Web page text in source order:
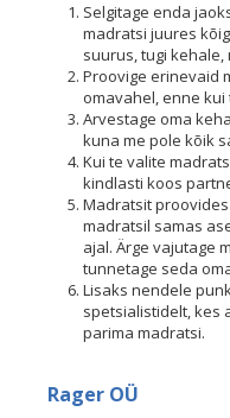
Selgitage enda
madratsi juures
suurus, tugi kehale,
Proovige erinevaid
omavahel, enne
Arvestage oma
kuna me pole kõik
Kui te valite
kindlasti koos
Madratsit
madratsil samas
ajal. Ärge vajutage
tunnetage seda
Lisaks nendele
spetsialistidelt, kes
parima madratsi.
Rager OÜ